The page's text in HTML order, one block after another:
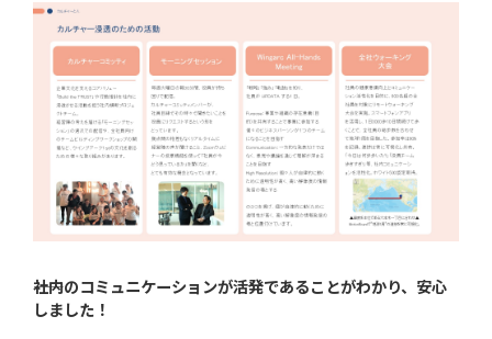
――社内のコミュニケーションが活発であることがわかり、安心
しました！